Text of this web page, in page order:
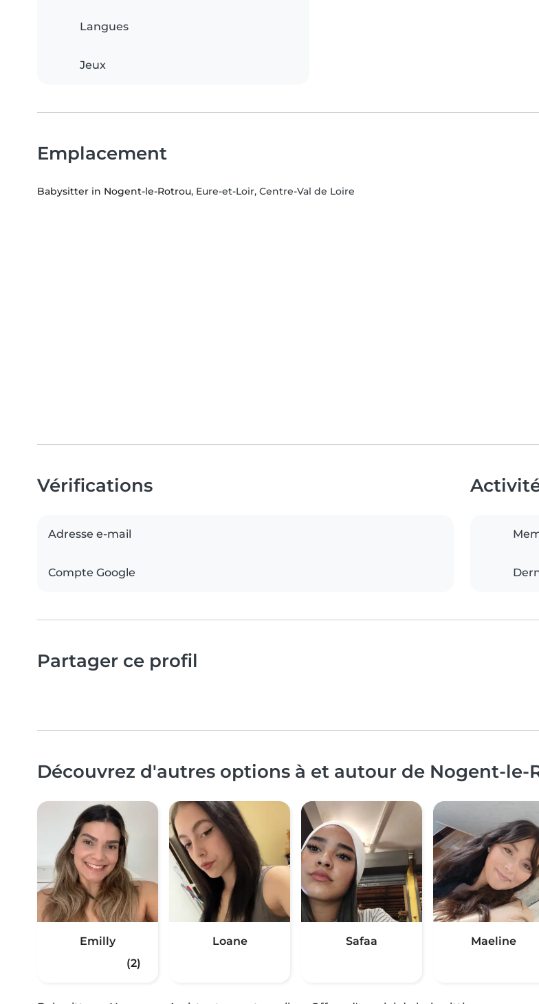
Langues
Jeux
Emplacement
Babysitter in Nogent-le-Rotrou, Eure-et-Loir, Centre-Val de Loire
Vérifications
Adresse e-mail
Compte Google
Partager ce profil
Découvrez d'autres options à et autour de Nogent-le-
Emilly
(2)
Loane Safaa Maeline